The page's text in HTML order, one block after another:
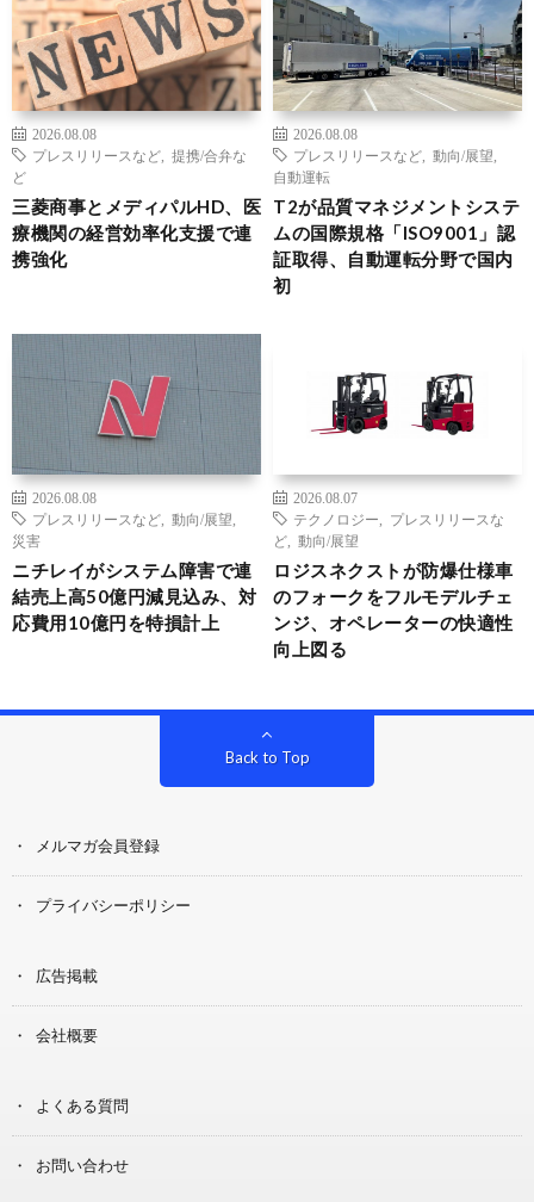
2026.08.08
プレスリリースなど
提携/合弁な
ど
三菱商事とメディパルHD、医
療機関の経営効率化支援で連
携強化
2026.08.08
プレスリリースなど
動向/展望
自動運転
T2が品質マネジメントシステ
ムの国際規格「ISO9001」認
証取得、自動運転分野で国内
初
2026.08.08
プレスリリースなど
動向/展望
災害
ニチレイがシステム障害で連
結売上高50億円減見込み、対
応費用10億円を特損計上
2026.08.07
テクノロジー
プレスリリースな
ど
動向/展望
ロジスネクストが防爆仕様車
のフォークをフルモデルチェ
ンジ、オペレーターの快適性
向上図る
Back to Top
メルマガ会員登録
プライバシーポリシー
広告掲載
会社概要
よくある質問
お問い合わせ